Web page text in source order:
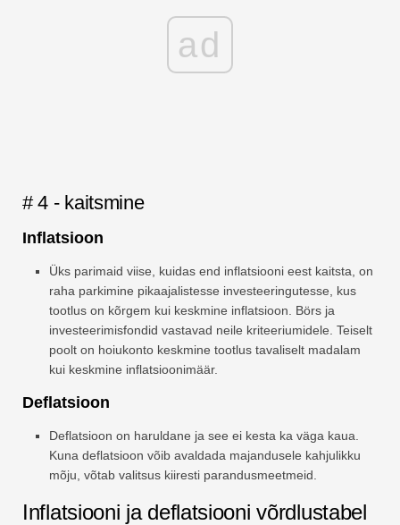
ad
# 4 - kaitsmine
Inflatsioon
Üks parimaid viise, kuidas end inflatsiooni eest kaitsta, on
raha parkimine pikaajalistesse investeeringutesse, kus
tootlus on kõrgem kui keskmine inflatsioon. Börs ja
investeerimisfondid vastavad neile kriteeriumidele. Teiselt
poolt on hoiukonto keskmine tootlus tavaliselt madalam
kui keskmine inflatsioonimäär.
Deflatsioon
Deflatsioon on haruldane ja see ei kesta ka väga kaua.
Kuna deflatsioon võib avaldada majandusele kahjulikku
mõju, võtab valitsus kiiresti parandusmeetmeid.
Inflatsiooni ja deflatsiooni võrdlustabel